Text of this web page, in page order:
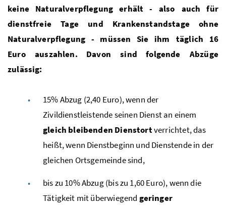
keine Naturalverpflegung erhält - also auch für
dienstfreie Tage und Krankenstandstage ohne
Naturalverpflegung - müssen Sie ihm täglich 16
Euro auszahlen. Davon sind folgende Abzüge
zulässig:
15% Abzug (2,40 Euro), wenn der
Zivildienstleistende seinen Dienst an einem
gleich bleibenden Dienstortverrichtet, das
heißt, wenn Dienstbeginn und Dienstende in der
gleichen Ortsgemeinde sind,
bis zu 10% Abzug (bis zu 1,60 Euro), wenn die
Tätigkeit mit überwiegend geringer